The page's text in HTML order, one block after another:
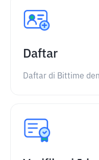
Daftar
Daftar di Bittime